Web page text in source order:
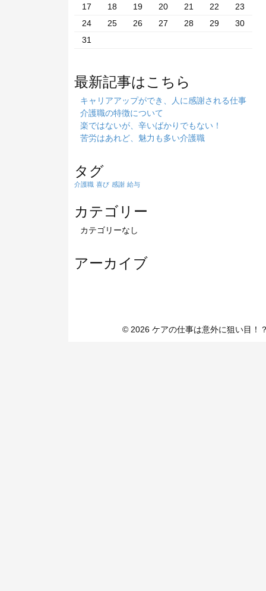
17
18 19 20 21 22
23
24
25 26 27 28 29
30
31
最新記事はこちら
キャリアアップができ、人に感謝される仕事
介護職の特徴について
楽ではないが、辛いばかりでもない！
苦労はあれど、魅力も多い介護職
タグ
介護職 喜び 感謝 給与
カテゴリー
カテゴリーなし
アーカイブ
© 2026 ケアの仕事は意外に狙い目